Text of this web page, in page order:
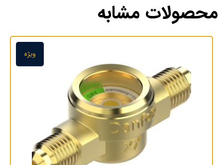
محصولات مشابه
ویژه